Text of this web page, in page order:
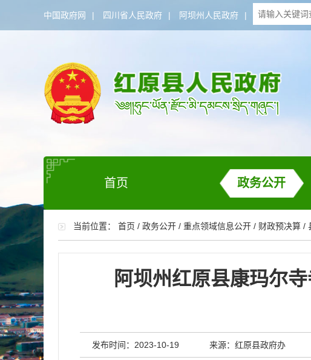
中国政府网 | 四川省人民政府 | 阿坝州人民政府 |
首页 政务公开
当前位置： 首页 / 政务公开 / 重点领域信息公开 / 财政预决算 /
阿坝州红原县康玛尔
发布时间：2023-10-19 来源：红原县政府办